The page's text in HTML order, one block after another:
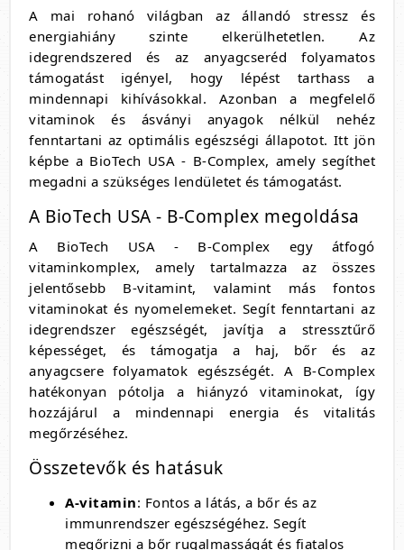
A mai rohanó világban az állandó stressz és
energiahiány szinte elkerülhetetlen. Az
idegrendszered és az anyagcseréd folyamatos
támogatást igényel, hogy lépést tarthass a
mindennapi kihívásokkal. Azonban a megfelelő
vitaminok és ásványi anyagok nélkül nehéz
fenntartani az optimális egészségi állapotot. Itt jön
képbe a BioTech USA - B-Complex, amely segíthet
megadni a szükséges lendületet és támogatást.
A BioTech USA - B-Complex megoldása
A BioTech USA - B-Complex egy átfogó
vitaminkomplex, amely tartalmazza az összes
jelentősebb B-vitamint, valamint más fontos
vitaminokat és nyomelemeket. Segít fenntartani az
idegrendszer egészségét, javítja a stressztűrő
képességet, és támogatja a haj, bőr és az
anyagcsere folyamatok egészségét. A B-Complex
hatékonyan pótolja a hiányzó vitaminokat, így
hozzájárul a mindennapi energia és vitalitás
megőrzéséhez.
Összetevők és hatásuk
A-vitamin: Fontos a látás, a bőr és az
immunrendszer egészségéhez. Segít
megőrizni a bőr rugalmasságát és fiatalos